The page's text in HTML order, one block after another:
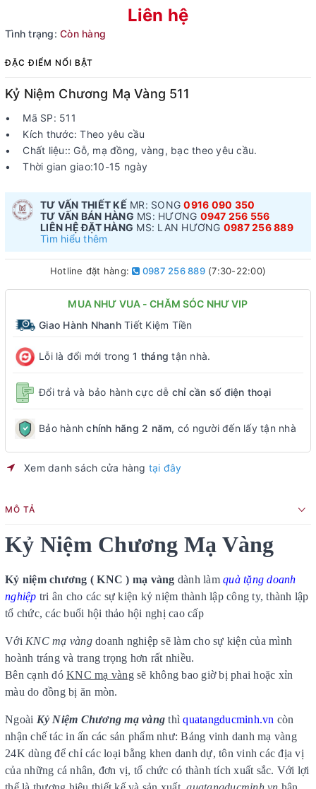
Liên hệ
Tình trạng: Còn hàng
ĐẶC ĐIỂM NỔI BẬT
Kỷ Niệm Chương Mạ Vàng 511
• Mã SP: 511
• Kích thước: Theo yêu cầu
• Chất liệu:: Gỗ, mạ đồng, vàng, bạc theo yêu cầu.
• Thời gian giao:10-15 ngày
TƯ VẤN THIẾT KẾ MR: SONG0916 090 350
TƯ VẤN BÁN HÀNG MS: HƯƠNG 0947 256 556
LIÊN HỆ ĐẶT HÀNG MS: LAN HƯƠNG 0987 256 889
Tìm hiểu thêm
Hotline đặt hàng: 0987 256 889(7:30-22:00)
MUA NHƯ VUA - CHĂM SÓC NHƯ VIP
Giao Hành NhanhTiết Kiệm Tiền
Lỗi là đổi mới trong1 tháng tận nhà.
Đổi trả và bảo hành cực dễ chỉ cần số điện thoại
Bảo hànhchính hãng 2 năm, có người đến lấy tận nhà
Xem danh sách cửa hàng tại đây
MÔ TẢ
Kỷ Niệm Chương Mạ Vàng
Kỷ niệm chương ( KNC ) mạ vàng dành làm quà tặng doanh
nghiệp tri ân cho các sự kiện kỷ niệm thành lập công ty, thành lập
tổ chức, các buổi hội thảo hội nghị cao cấp
Với KNC mạ vàngdoanh nghiệp sẽ làm cho sự kiện của mình
hoành tráng và trang trọng hơn rất nhiều.
Bên cạnh đó KNC mạ vàngsẽ không bao giờ bị phai hoặc xỉn
màu do đồng bị ăn mòn.
Ngoài Kỷ Niệm Chương mạ vàng thìquatangducminh.vn còn
nhận chế tác in ấn các sản phẩm như: Bảng vinh danh mạ vàng
24K dùng để chỉ các loại bằng khen danh dự, tôn vinh các địa vị
của những cá nhân, đơn vị, tổ chức có thành tích xuất sắc. Với lợi